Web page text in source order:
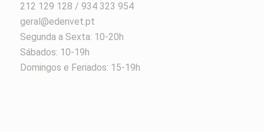
212 129 128 / 934 323 954
geral@edenvet.pt
Segunda a Sexta: 10-20h
Sábados: 10-19h
Domingos e Feriados: 15-19h